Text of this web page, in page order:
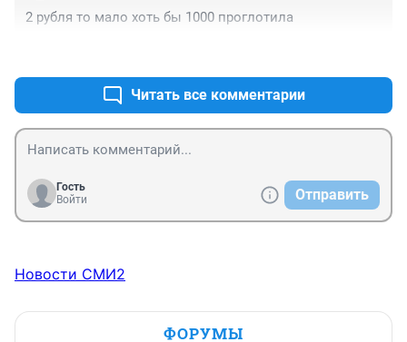
2 рубля то мало хоть бы 1000 проглотила
Читать все комментарии
Гость
Войти
Отправить
Новости СМИ2
ФОРУМЫ